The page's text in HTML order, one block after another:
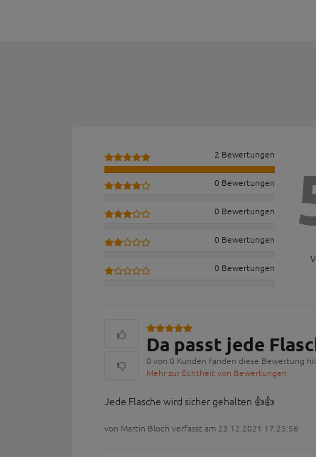
2 Bewertungen
0 Bewertungen
0 Bewertungen
0 Bewertungen
0 Bewertungen
Da passt jede
0 von 0 Kunden fanden diese Bewertung
Mehr zur Echtheit von Bewertungen
Jede Flasche wird sicher gehalten 👍👍
von Martin Bloch verfasst am 23.12.2021 17:25:56